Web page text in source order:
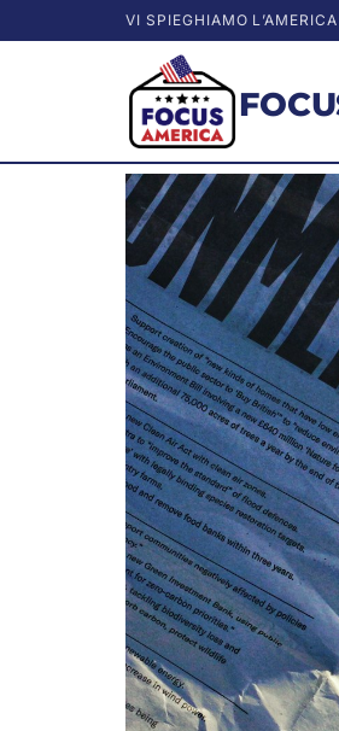
VI SPIEGHIAMO